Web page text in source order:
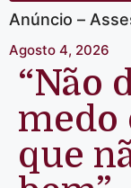
Anúncio –
Agosto 4, 2026
“Não
medo
que